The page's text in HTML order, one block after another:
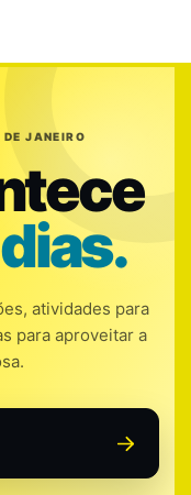
JANEIRO
atividades para
para aproveitar a